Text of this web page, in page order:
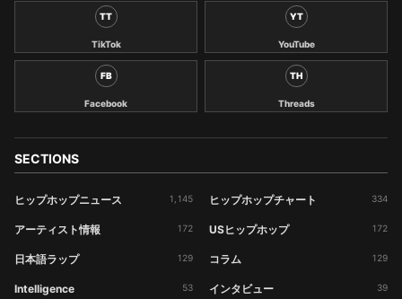
TT
TikTok
YT
YouTube
FB
Facebook
TH
Threads
SECTIONS
ヒップホップニュース 1,145 ヒップホップチャート 334
アーティスト情報 172 USヒップホップ 172
日本語ラップ 129 コラム 129
Intelligence 53 インタビュー 39